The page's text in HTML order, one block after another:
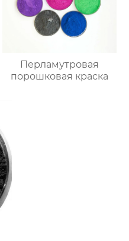
Перламутровая
порошковая краска